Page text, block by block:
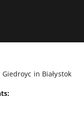
in Białystok